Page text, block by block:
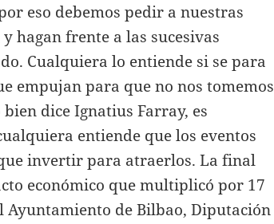
eso debemos pedir a nuestras
hagan frente a las sucesivas
Cualquiera lo entiende si se para
empujan para que no nos tomemos
dice Ignatius Farray, es
entiende que los eventos
invertir para atraerlos. La final
económico que multiplicó por 17
Ayuntamiento de Bilbao, Diputación